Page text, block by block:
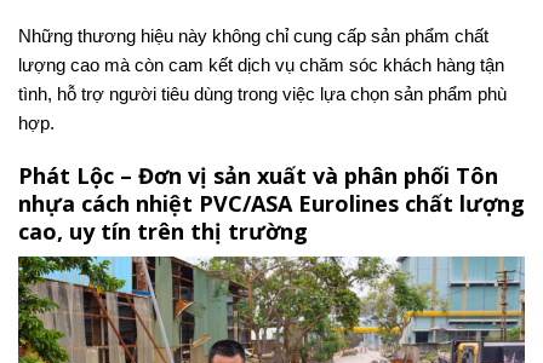
Những thương hiệu này không chỉ cung cấp sản phẩm chất
lượng cao mà còn cam kết dịch vụ chăm sóc khách hàng tận
tình, hỗ trợ người tiêu dùng trong việc lựa chọn sản phẩm phù
hợp.
Phát Lộc – Đơn vị sản xuất và phân phối Tôn
nhựa cách nhiệt PVC/ASA Eurolines chất lượng
cao, uy tín trên thị trường